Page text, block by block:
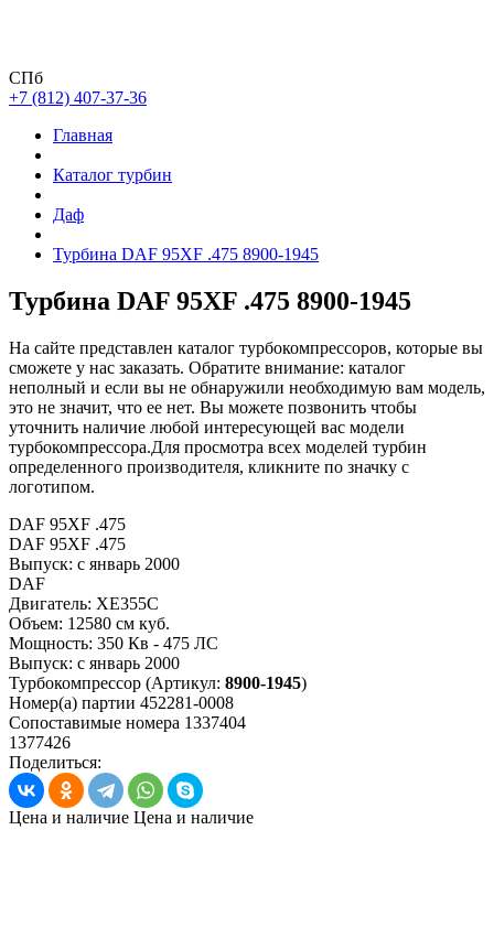
СПб
+7 (812) 407-37-36
Главная
Каталог турбин
Даф
Турбина DAF 95XF .475 8900-1945
Турбина DAF 95XF .475 8900-1945
На сайте представлен каталог турбокомпрессоров, которые вы
сможете у нас заказать. Обратите внимание: каталог
неполный и если вы не обнаружили необходимую вам модель,
это не значит, что ее нет. Вы можете позвонить чтобы
уточнить наличие любой интересующей вас модели
турбокомпрессора.Для просмотра всех моделей турбин
определенного производителя, кликните по значку с
логотипом.
DAF 95XF .475
DAF 95XF .475
Выпуск: с январь 2000
DAF
Двигатель: XE355C
Объем: 12580 см куб.
Мощность: 350 Кв - 475 ЛС
Выпуск: с январь 2000
Турбокомпрессор (Артикул: 8900-1945)
Номер(а) партии 452281-0008
Сопоставимые номера 1337404
1377426
Поделиться:
Цена и наличие Цена и наличие